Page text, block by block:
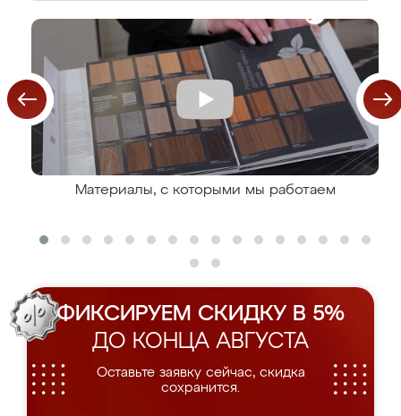
Материалы, с которыми мы работаем
ФИКСИРУЕМ СКИДКУ В 5%
ДО КОНЦА АВГУСТА
Оставьте заявку сейчас, скидка
сохранится.